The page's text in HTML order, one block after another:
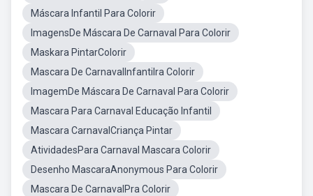
Máscara Infantil Para Colorir
ImagensDe Máscara De Carnaval Para Colorir
Maskara PintarColorir
Mascara De CarnavalInfantilra Colorir
ImagemDe Máscara De Carnaval Para Colorir
Mascara Para Carnaval Educação Infantil
Mascara CarnavalCriança Pintar
AtividadesPara Carnaval Mascara Colorir
Desenho MascaraAnonymous Para Colorir
Mascara De CarnavalPra Colorir